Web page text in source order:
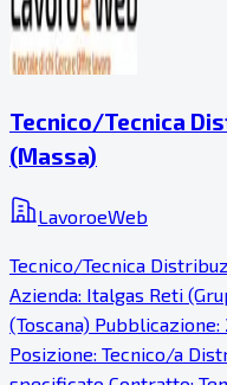
Tecnico/Tecnica
(Massa)
LavoroeWeb
Tecnico/Tecnica
Azienda: Italgas Reti
(Toscana)
Posizione: Tecnico/a